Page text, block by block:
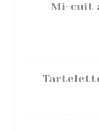
Mi-cuit